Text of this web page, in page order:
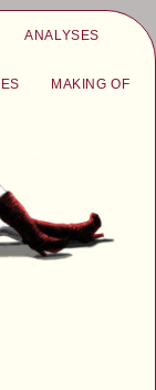
ANALYSES
MAKING OF